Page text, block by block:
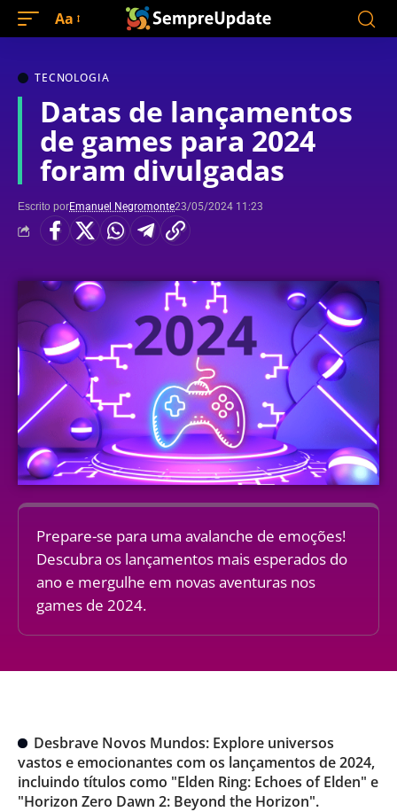
Aa
TECNOLOGIA
Datas de lançamentos
de games para 2024
foram divulgadas
Escrito porEmanuel Negromonte23/05/2024 11:23
Prepare-se para uma avalanche de emoções!
Descubra os lançamentos mais esperados do
ano e mergulhe em novas aventuras nos
games de 2024.
Desbrave Novos Mundos: Explore universos
vastos e emocionantes com os lançamentos de 2024,
incluindo títulos como "Elden Ring: Echoes of Elden" e
"Horizon Zero Dawn 2: Beyond the Horizon".